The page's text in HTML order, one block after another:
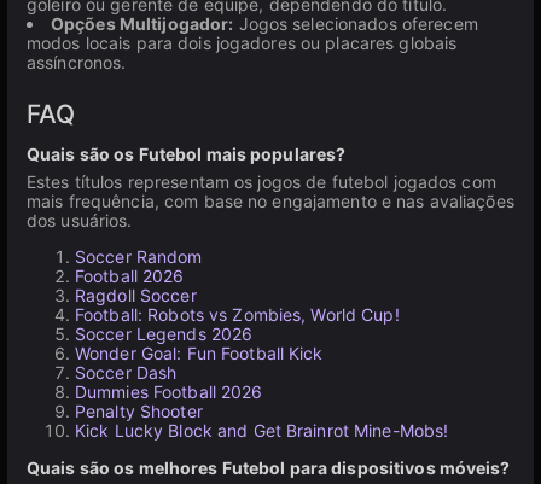
goleiro ou gerente de equipe, dependendo do título.
Opções Multijogador: Jogos selecionados oferecem
modos locais para dois jogadores ou placares globais
assíncronos.
FAQ
Quais são os Futebol mais populares?
Estes títulos representam os jogos de futebol jogados com
mais frequência, com base no engajamento e nas avaliações
dos usuários.
Soccer Random
Football 2026
Ragdoll Soccer
Football: Robots vs Zombies, World Cup!
Soccer Legends 2026
Wonder Goal: Fun Football Kick
Soccer Dash
Dummies Football 2026
Penalty Shooter
Kick Lucky Block and Get Brainrot Mine-Mobs!
Quais são os melhores Futebol para dispositivos móveis?